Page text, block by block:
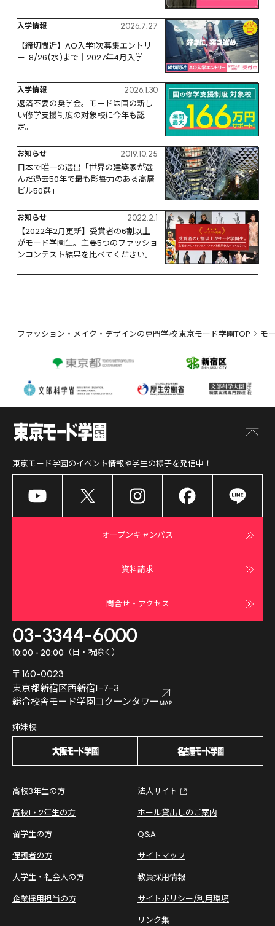
入学情報 2026.7.27
【締切間近】AO入学1次募集エントリ
ー  8/26(水)まで｜2027年4月入学
入学情報 2026.1.30
返済不要の奨学金。モードは国の新し
い修学支援制度の対象校に今年も認
定。
お知らせ 2019.10.25
日本で唯一の選出「世界の建築家が選
んだ過去50年で最も影響力のある高層
ビル50選」
お知らせ 2022.2.1
【2022年2月更新】受賞者の6割以上
がモード学園生。主要5つのファッショ
ンコンテスト結果を比べてください。
ファッション・メイク・デザインの専門学校 東京モード学園TOP モ
東京モード学園のイベント情報や学生の様子を発信中！
オープンキャンパス
資料請求
問合せ・アクセス
03-3344-6000
10:00 - 20:00 （日・祝除く）
〒160-0023
東京都新宿区西新宿1-7-3
総合校舎モード学園コクーンタワー
姉妹校
高校3年生の方
高校1・2年生の方
留学生の方
保護者の方
大学生・社会人の方
企業採用担当の方
法人サイト
ホール貸出しのご案内
Q&A
サイトマップ
教員採用情報
サイトポリシー/利用環境
リンク集